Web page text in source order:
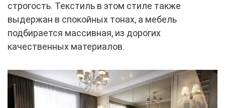
строгость. Текстиль в этом стиле также
выдержан в спокойных тонах, а мебель
подбирается массивная, из дорогих
качественных материалов.